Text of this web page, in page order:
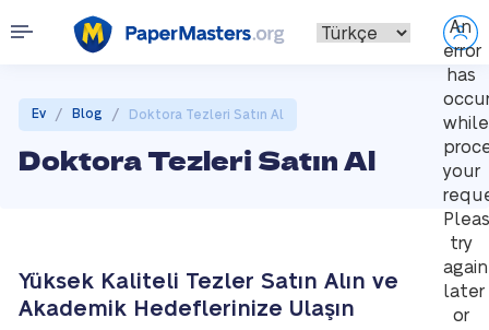
An
error
has
while
your
try
again
later
or
Ev / Blog / Doktora Tezleri Satın Al
Doktora Tezleri Satın Al
Yüksek Kaliteli Tezler Satın Alın ve
Akademik Hedeflerinize Ulaşın